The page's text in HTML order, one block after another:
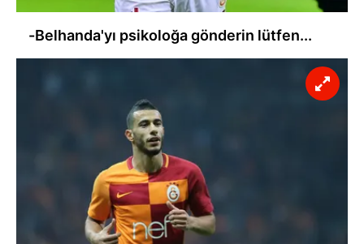
-Belhanda'yı psikoloğa gönderin lütfen...